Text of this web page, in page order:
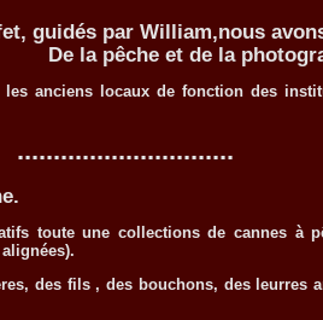
par William,nous avons
et de la
anciens locaux de fonction des
toute une collections de cannes à
des fils , des bouchons, des leurres